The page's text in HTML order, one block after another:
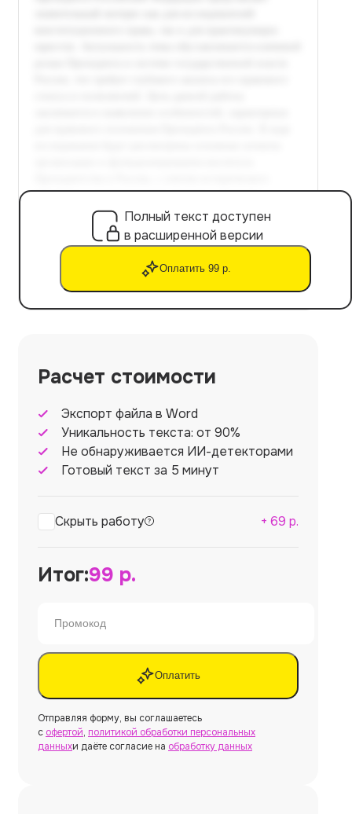
Полный текст доступен
в расширенной версии
Оплатить 99 р.
Расчет стоимости
Экспорт файла в Word
Уникальность текста: от 90%
Не обнаруживается ИИ-детекторами
Готовый текст за 5 минут
Скрыть работу + 69 р.
Итог:99 р.
Оплатить
Отправляя форму, вы соглашаетесь
с офертой, политикой обработки персональных
данныхи даёте согласие на обработку данных